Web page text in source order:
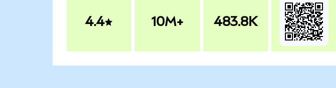
4.4 10M+ 483.8K